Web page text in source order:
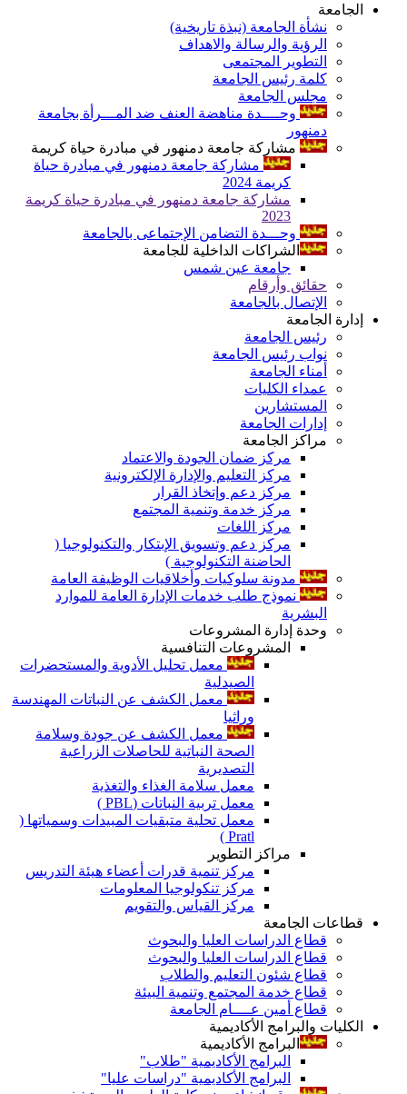
الجامعة
نشأة الجامعة (نبذة تاريخية)
الرؤية والرسالة والاهداف
التطوير المجتمعى
كلمة رئيس الجامعة
مجلس الجامعة
وحــــدة مناهضة العنف ضد المـــرأة بجامعة
دمنهور
مشاركة جامعة دمنهور في مبادرة حياة كريمة
مشاركة جامعة دمنهور في مبادرة حياة
كريمة 2024
مشاركة جامعة دمنهور في مبادرة حياة كريمة
2023
وحـــدة التضامن الإجتماعى بالجامعة
الشراكات الداخلية للجامعة
جامعة عين شمس
حقائق وأرقام
الإتصال بالجامعة
إدارة الجامعة
رئيس الجامعة
نواب رئيس الجامعة
أمناء الجامعة
عمداء الكليات
المستشارين
إدارات الجامعة
مراكز الجامعة
مركز ضمان الجودة والاعتماد
مركز التعليم والإدارة الإلكترونية
مركز دعم وإتخاذ القرار
مركز خدمة وتنمية المجتمع
مركز اللغات
مركز دعم وتسويق الإبتكار والتكنولوجيا (
الحاضنة التكنولوجية )
مدونة سلوكيات وأخلاقيات الوظيفة العامة
نموذج طلب خدمات الإدارة العامة للموارد
البشرية
وحدة إدارة المشروعات
المشروعات التنافسية
معمل تحليل الأدوية والمستحضرات
الصيدلية
معمل الكشف عن النباتات المهندسة
وراثيا
معمل الكشف عن جودة وسلامة
الصحة النباتية للحاصلات الزراعية
التصديرية
معمل سلامة الغذاء والتغذية
معمل تربية النباتات (PBL )
معمل تحلية متبقيات المبيدات وسمياتها (
Pratl )
مراكز التطوير
مركز تنمية قدرات أعضاء هيئة التدريس
مركز تنكولوجيا المعلومات
مركز القياس والتقويم
قطاعات الجامعة
قطاع الدراسات العليا والبحوث
قطاع الدراسات العليا والبحوث
قطاع شئون التعليم والطلاب
قطاع خدمة المجتمع وتنمية البيئة
قطاع أمين عــــام الجامعة
الكليات والبرامج الأكاديمية
البرامج الأكاديمية
البرامج الأكاديمية "طلاب"
البرامج الأكاديمية "دراسات عليا"